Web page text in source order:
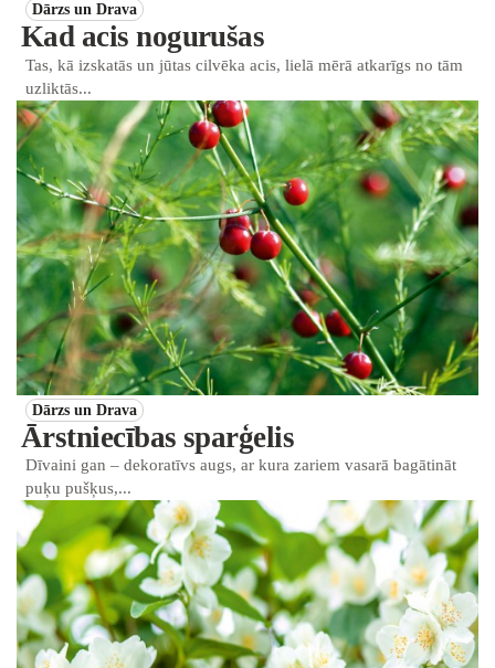
Dārzs un Drava
Kad acis nogurušas
Tas, kā izskatās un jūtas cilvēka acis, lielā mērā atkarīgs no tām
uzliktās...
Dārzs un Drava
Ārstniecības sparģelis
Dīvaini gan – dekoratīvs augs, ar kura zariem vasarā bagātināt
puķu pušķus,...